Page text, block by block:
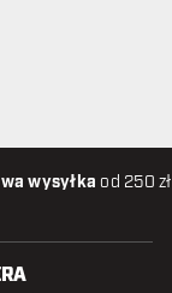
wysyłka od 250
klienta niedostępna